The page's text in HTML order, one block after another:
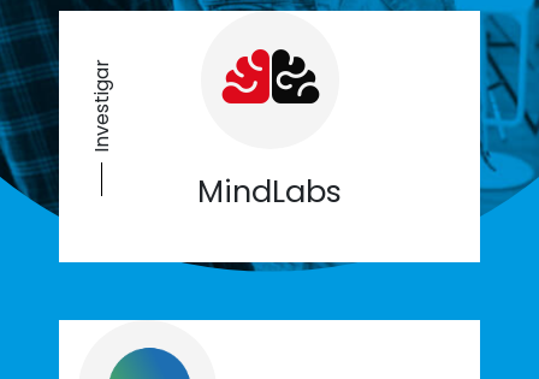
Investigar
MindLabs